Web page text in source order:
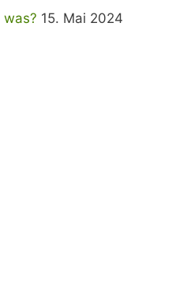
15. Mai 2024